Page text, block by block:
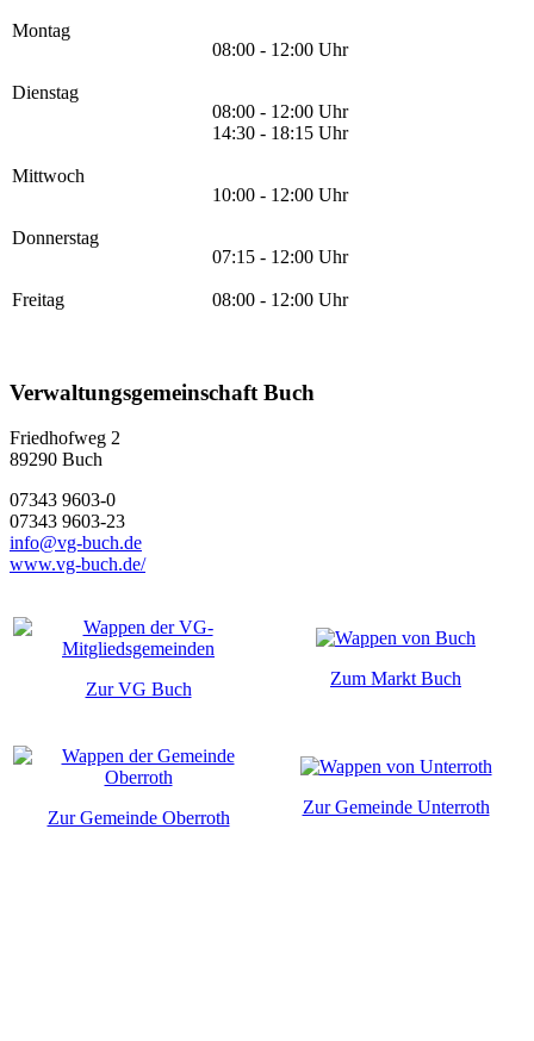
Montag
08:00 - 12:00 Uhr
Dienstag
08:00 - 12:00 Uhr
14:30 - 18:15 Uhr
Mittwoch
10:00 - 12:00 Uhr
Donnerstag
07:15 - 12:00 Uhr
Freitag 08:00 - 12:00 Uhr
Verwaltungsgemeinschaft Buch
Friedhofweg 2
89290 Buch
07343 9603-0
07343 9603-23
info@vg-buch.de
www.vg-buch.de/
Zur VG Buch
Zum Markt Buch
Zur Gemeinde Oberroth
Zur Gemeinde Unterroth